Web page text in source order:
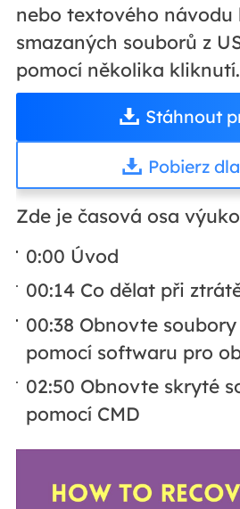
nebo textového návodu
smazaných souborů z
pomocí několika kliknutí.
Stáhnout
Pobierz
Zde je časová osa
0:00 Úvod
00:14 Co dělat při
00:38 Obnovte
pomocí softwaru pro
02:50 Obnovte skryté
pomocí CMD